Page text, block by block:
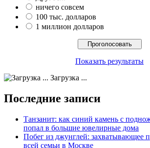
ничего совсем
100 тыс. долларов
1 миллион долларов
Показать результаты
Загрузка ...
Последние записи
Танзанит: как синий камень с
попал в большие ювелирные дома
Побег из джунглей: захватывающее
всей семьи в Москве